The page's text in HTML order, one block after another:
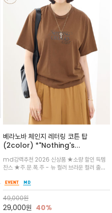
베라노바 체인지 레터링 코튼 탑
(2color) *"Nothing's
도 일어나지않는것/감각적인 레터링 프
린팅이 돋보이는 베라노바 티셔츠
md강력추천 2026 신상품 ★소량 할인 득템
찬스 ★주.문.폭.주 - 뉴 컬러 브라운 컬러 출시~
무드를 만들고 기본 베이스의 컬러감이라 출근시
팬츠나 데님등에 모두 잘 어울리는 디자인 /부드
럽고 유연한 코튼 소재로 편안
49,000원
29,000원 40%